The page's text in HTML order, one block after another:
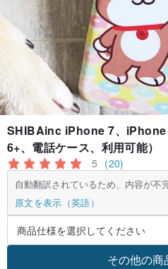
SHIBAinc iPhone 7、
6+、電話ケース、利用可能）
5 (20)
自動翻訳されているため、内容が不
原文を表示（英語）
その他の商